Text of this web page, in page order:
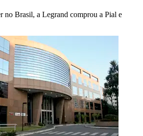
no Brasil, a Legrand comprou a Pial e